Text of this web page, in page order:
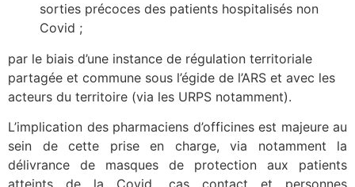
sorties précoces des patients hospitalisés non
Covid ;
par le biais d’une instance de régulation territoriale
partagée et commune sous l’égide de l’ARS et avec les
acteurs du territoire (via les URPS notamment).
L’implication des pharmaciens d’officines est majeure au
sein de cette prise en charge, via notamment la
délivrance de masques de protection aux patients
atteints de la Covid, cas contact et personnes